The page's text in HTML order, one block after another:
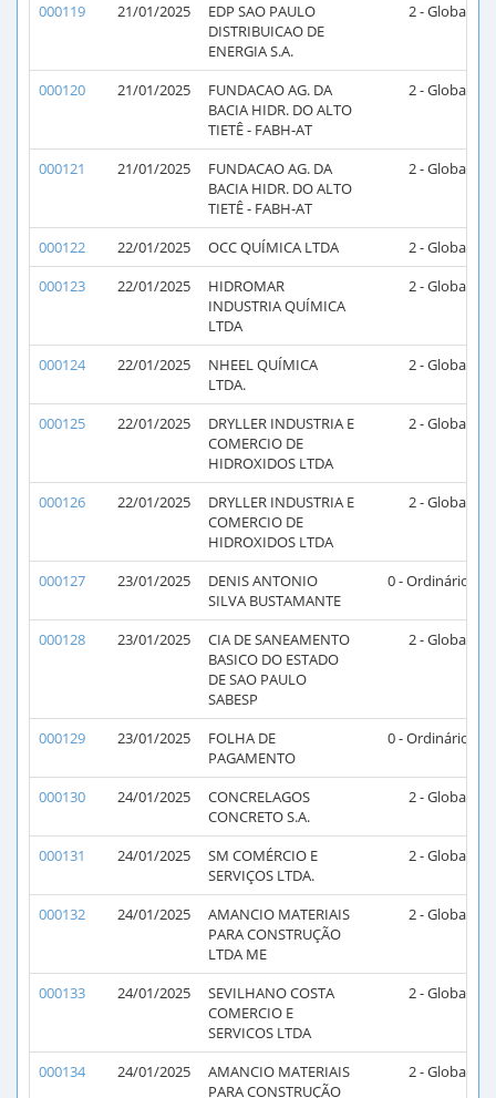
000119 21/01/2025
EDP SAO PAULO
DISTRIBUICAO DE
ENERGIA S.A.
2 - Global
000120 21/01/2025
FUNDACAO AG. DA
BACIA HIDR. DO ALTO
TIETÊ - FABH-AT
2 - Global
000121 21/01/2025
FUNDACAO AG. DA
BACIA HIDR. DO ALTO
TIETÊ - FABH-AT
2 - Global
000122 22/01/2025 OCC QUÍMICA LTDA 2 - Global
000123
22/01/2025
HIDROMAR
INDUSTRIA QUÍMICA
LTDA
2 - Global
000124 22/01/2025
NHEEL QUÍMICA
LTDA.
2 - Global
000125 22/01/2025
DRYLLER INDUSTRIA E
COMERCIO DE
HIDROXIDOS LTDA
2 - Global
000126 22/01/2025
DRYLLER INDUSTRIA E
COMERCIO DE
HIDROXIDOS LTDA
2 - Global
000127 23/01/2025
DENIS ANTONIO
SILVA BUSTAMANTE
0 - Ordinário
000128 23/01/2025
CIA DE SANEAMENTO
BASICO DO ESTADO
DE SAO PAULO
SABESP
2 - Global
000129 23/01/2025
FOLHA DE
PAGAMENTO
0 - Ordinário
000130 24/01/2025
CONCRELAGOS
CONCRETO S.A.
2 - Global
000131 24/01/2025
SM COMÉRCIO E
SERVIÇOS LTDA.
2 - Global
000132 24/01/2025
AMANCIO MATERIAIS
PARA CONSTRUÇÃO
LTDA ME
2 - Global
000133 24/01/2025
SEVILHANO COSTA
COMERCIO E
SERVICOS LTDA
2 - Global
000134 24/01/2025
AMANCIO MATERIAIS
PARA CONSTRUÇÃO
2 - Global